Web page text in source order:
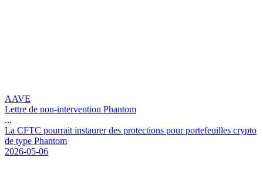
AAVE
Lettre de non-intervention Phantom
...
La CFTC pourrait instaurer des protections pour portefeuilles crypto
de type Phantom
2026-05-06